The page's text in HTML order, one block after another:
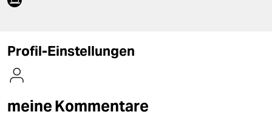
politik
sport
Profil-Einstellungen
meine Kommentare